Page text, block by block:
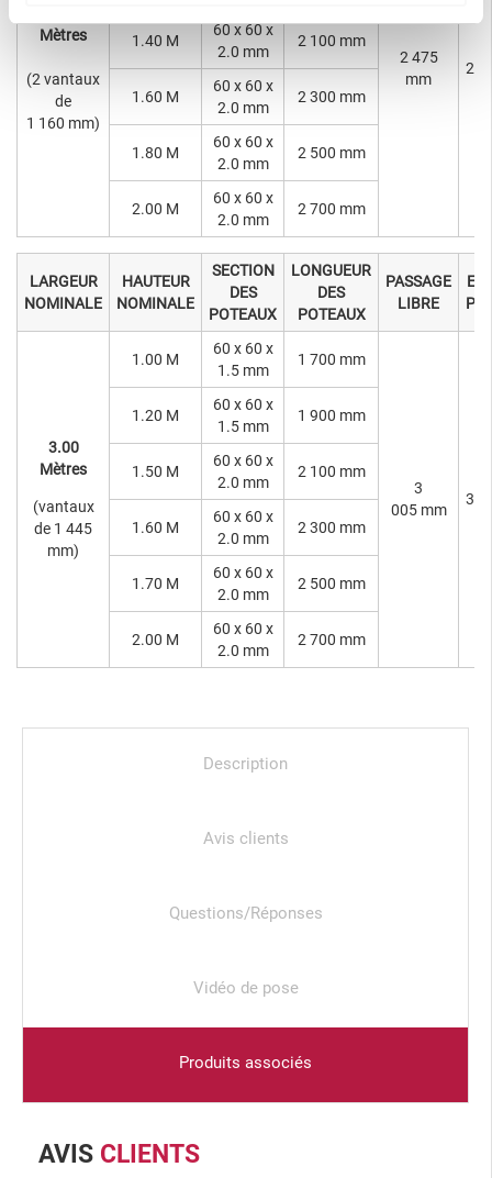
Mètres
(2 vantaux
de
1 160 mm)
2 475
mm
2
1.40 M
60 x 60 x
2.0 mm
2 100 mm
1.60 M
60 x 60 x
2.0 mm
2 300 mm
1.80 M
60 x 60 x
2.0 mm
2 500 mm
2.00 M
60 x 60 x
2.0 mm
2 700 mm
LARGEUR
NOMINALE
HAUTEUR
NOMINALE
SECTION
DES
POTEAUX
LONGUEUR
DES
POTEAUX
PASSAGE
LIBRE
3.00
Mètres
(vantaux
de 1 445
mm)
1.00 M
60 x 60 x
1.5 mm
1 700 mm
3
005 mm
3
1.20 M
60 x 60 x
1.5 mm
1 900 mm
1.50 M
60 x 60 x
2.0 mm
2 100 mm
1.60 M
60 x 60 x
2.0 mm
2 300 mm
1.70 M
60 x 60 x
2.0 mm
2 500 mm
2.00 M
60 x 60 x
2.0 mm
2 700 mm
Description
Avis clients
Questions/Réponses
Vidéo de pose
Produits associés
AVIS CLIENTS